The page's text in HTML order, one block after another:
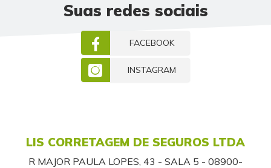
Suas redes sociais
FACEBOOK
INSTAGRAM
LIS CORRETAGEM DE SEGUROS LTDA
R MAJOR PAULA LOPES, 43 - SALA 5 - 08900-